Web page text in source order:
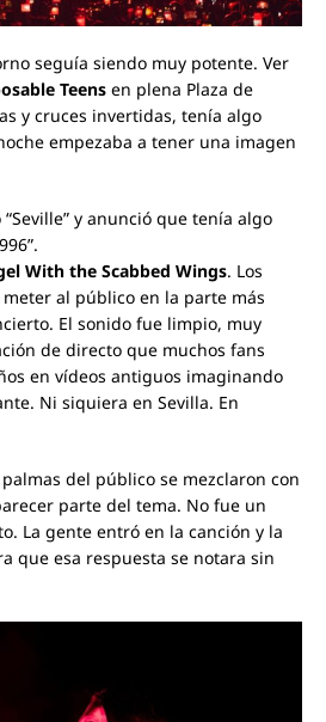
seguía siendo muy potente. Ver
Teens en plena Plaza de
y cruces invertidas, tenía algo
empezaba a tener una imagen
y anunció que tenía algo
With the Scabbed Wings. Los
al público en la parte más
El sonido fue limpio, muy
de directo que muchos fans
en vídeos antiguos imaginando
Ni siquiera en Sevilla. En
del público se mezclaron con
parte del tema. No fue un
La gente entró en la canción y la
que esa respuesta se notara sin